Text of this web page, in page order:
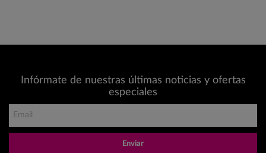
Infórmate de nuestras últimas noticias y ofertas
especiales
Enviar